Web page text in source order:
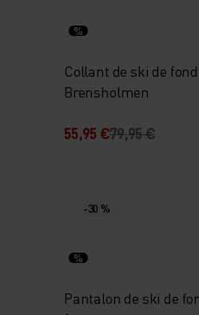
%
Collant de ski de fond
Brensholmen
55,95 €79,95 €
-30 %
%
Pantalon de ski de